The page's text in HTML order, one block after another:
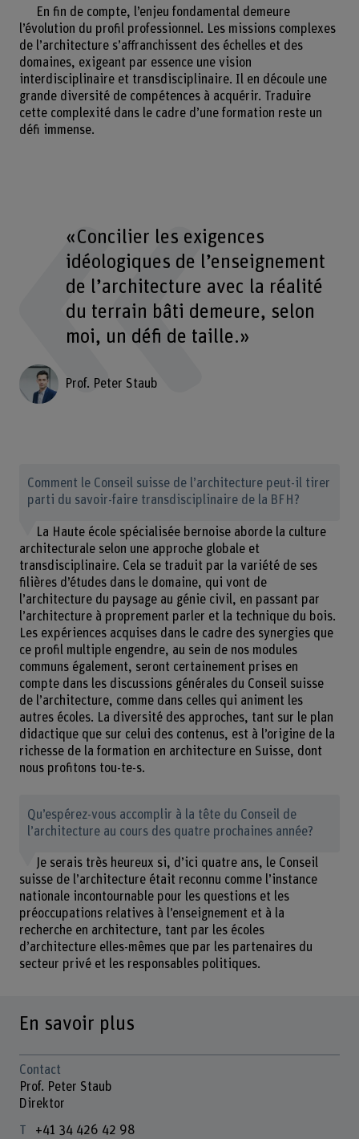
En fin de compte, l’enjeu fondamental demeure
l’évolution du profil professionnel. Les missions complexes
de l’architecture s’affranchissent des échelles et des
domaines, exigeant par essence une vision
interdisciplinaire et transdisciplinaire. Il en découle une
grande diversité de compétences à acquérir. Traduire
cette complexité dans le cadre d’une formation reste un
défi immense.
«Concilier les exigences
idéologiques de l’enseignement
de l’architecture avec la réalité
du terrain bâti demeure, selon
moi, un défi de taille.»
Prof. Peter Staub
Comment le Conseil suisse de l’architecture peut-il tirer
parti du savoir-faire transdisciplinaire de la BFH?
La Haute école spécialisée bernoise aborde la culture
architecturale selon une approche globale et
transdisciplinaire. Cela se traduit par la variété de ses
filières d’études dans le domaine, qui vont de
l’architecture du paysage au génie civil, en passant par
l’architecture à proprement parler et la technique du bois.
Les expériences acquises dans le cadre des synergies que
ce profil multiple engendre, au sein de nos modules
communs également, seront certainement prises en
compte dans les discussions générales du Conseil suisse
de l’architecture, comme dans celles qui animent les
autres écoles. La diversité des approches, tant sur le plan
didactique que sur celui des contenus, est à l’origine de la
richesse de la formation en architecture en Suisse, dont
nous profitons tou-te-s.
Qu’espérez-vous accomplir à la tête du Conseil de
l’architecture au cours des quatre prochaines année?
Je serais très heureux si, d’ici quatre ans, le Conseil
suisse de l’architecture était reconnu comme l’instance
nationale incontournable pour les questions et les
préoccupations relatives à l’enseignement et à la
recherche en architecture, tant par les écoles
d’architecture elles-mêmes que par les partenaires du
secteur privé et les responsables politiques.
En savoir plus
Contact
Prof. Peter Staub
Direktor
+41 34 426 42 98